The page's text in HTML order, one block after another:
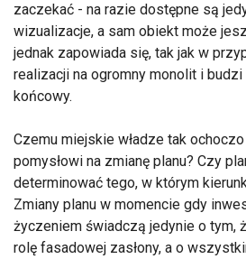
zaczekać - na razie dostępne są
wizualizacje, a sam obiekt może
jednak zapowiada się, tak jak w
realizacji na ogromny monolit i
końcowy.
Czemu miejskie władze tak
pomysłowi na zmianę planu? Czy
determinować tego, w którym
Zmiany planu w momencie gdy
życzeniem świadczą jedynie o tym,
rolę fasadowej zasłony, a o